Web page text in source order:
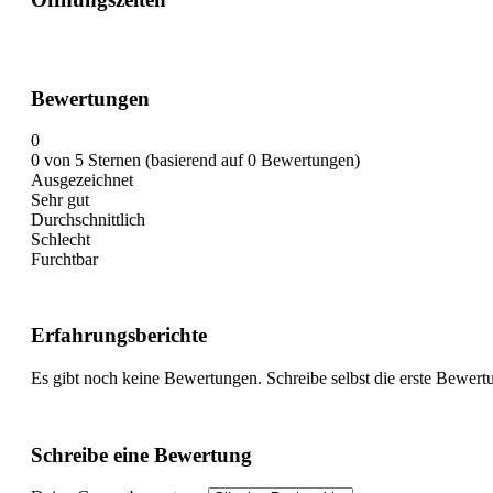
Bewertungen
0
0 von 5 Sternen (basierend auf 0 Bewertungen)
Ausgezeichnet
Sehr gut
Durchschnittlich
Schlecht
Furchtbar
Erfahrungsberichte
Es gibt noch keine Bewertungen. Schreibe selbst die erste
Schreibe eine Bewertung